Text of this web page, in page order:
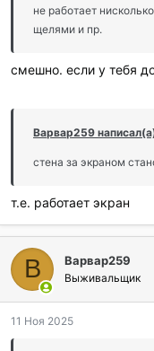
и
:
не работает
щелями и пр.
смешно. если у тебя
Варвар259
стена за экраном
т.е. работает экран
В Варвар259
Выживальщик
11 Ноя 2025